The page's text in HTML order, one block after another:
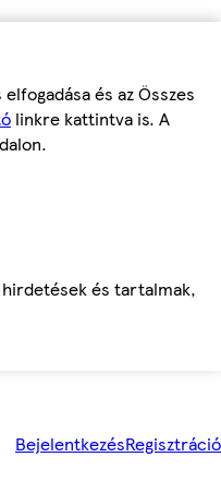
és az Összes
linkre kattintva is. A
hirdetések és tartalmak,
BejelentkezésRegisztráció